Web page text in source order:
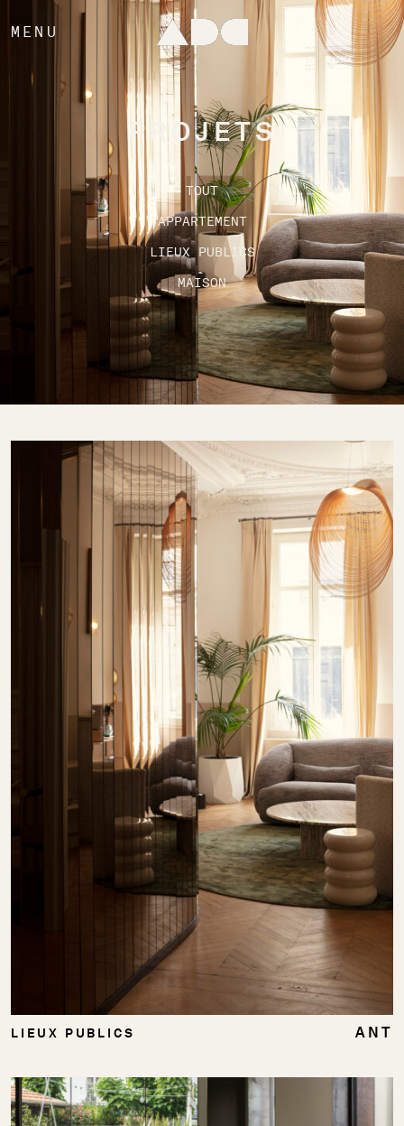
MENU
PROJETS
TOUT
APPARTEMENT
LIEUX PUBLICS
MAISON
LIEUX PUBLICS ANT